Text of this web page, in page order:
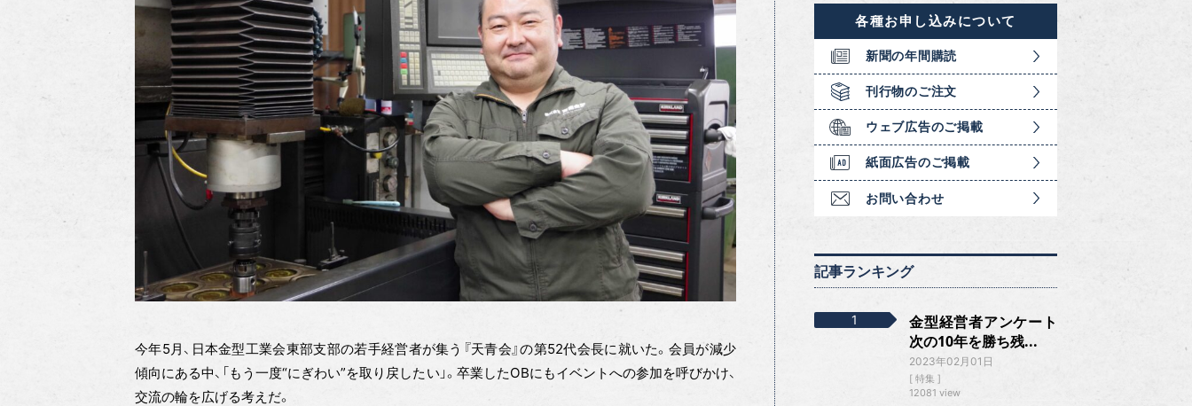
今年5月、日本金型工業会東部支部の若手経営者が集う『天青会』の第52代会長に就いた。会員が減少
傾向にある中、「もう一度“にぎわい”を取り戻したい」。卒業したOBにもイベントへの参加を呼びかけ、
交流の輪を広げる考えだ。
各種お申し込みについて
新聞の年間購読
刊行物のご注文
ウェブ広告のご掲載
紙面広告のご掲載
お問い合わせ
記事ランキング
金型経営者アンケート
次の10年を勝ち残...
2023年02月01日
特集
12081 view